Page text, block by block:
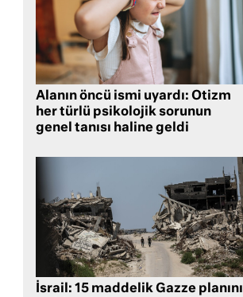
Alanın öncü ismi uyardı: Otizm
her türlü psikolojik sorunun
genel tanısı haline geldi
İsrail: 15 maddelik Gazze planını